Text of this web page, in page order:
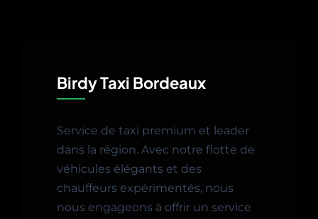
Birdy Taxi Bordeaux
Service de taxi premium et leader
dans la région. Avec notre flotte de
véhicules élégants et des
chauffeurs expérimentés, nous
nous engageons à offrir un service